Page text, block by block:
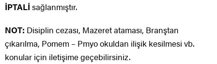
İPTALİ sağlanmıştır.
NOT: Disiplin cezası, Mazeret ataması, Branştan
çıkarılma, Pomem – Pmyo okuldan ilişik kesilmesi vb.
konular için iletişime geçebilirsiniz.